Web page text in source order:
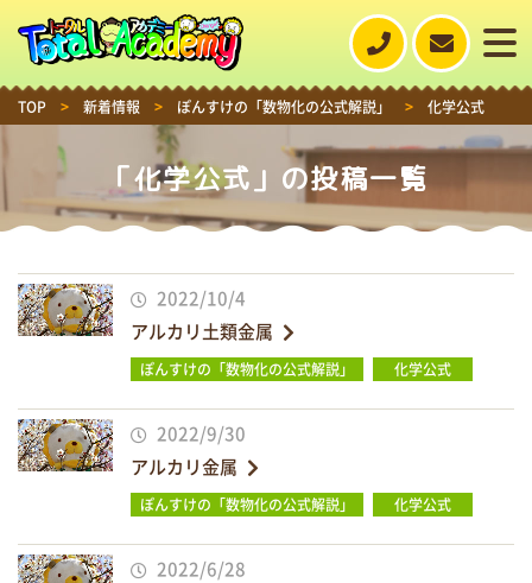
TOP > 新着情報 > ぽんすけの「数物化の公式解説」 > 化学公式
「化学公式」の投稿一覧
2022/10/4
アルカリ土類金属
ぽんすけの「数物化の公式解説」 化学公式
2022/9/30
アルカリ金属
ぽんすけの「数物化の公式解説」 化学公式
2022/6/28